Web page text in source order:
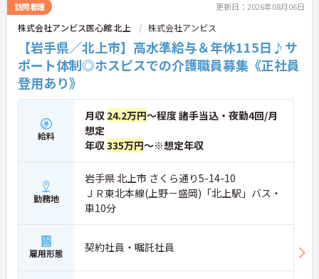
専門性を着実に深めていける環境が用意されていま
★おすすめPOINT★
＜個別ＯＪＴとチーム連携で着実に成長！＞
・入職後はお一人おひとりの習熟度に合わせた個別
のＯＪＴ研修を実施し、ｅラーニングを用いた学習
の機会も提供されます
・施設内には看護師が24時間常駐しており、急変時
の対応や専門的な医療処置は看護師が担当するため
負担が減ります
・介護スタッフと看護スタッフの比率が1対1で相談
しやすく、初任者研修や実務者研修からでも着実に
専門性を高められます
＜残業月7時間以下で身体の負担を軽減！＞
・常勤で働くスタッフの比率が90パーセント以上と
高く、急なシフト変更や無理な長時間勤務が発生し
にくい人員体制です
・訪問スケジュールに沿って施設内でのケアを行う
ため、月平均の残業時間は5時間から7時間程度とか
訪問看護 更新日：2026年08月06日
株式会社アンビス医心館 北上 株式会社アンビス
【岩手県／北上市】高水準給与＆年休115日♪サ
ポート体制◎ホスピスでの介護職員募集《正社員
登用あり》
給料
月収 24.2万円～程度 諸手当込・夜勤4回/月
想定
年収335万円～※想定年収
勤務地
岩手県 北上市 さくら通り5-14-10
ＪＲ東北本線(上野－盛岡)「北上駅」バス・
車10分
雇用形態 契約社員・嘱託社員